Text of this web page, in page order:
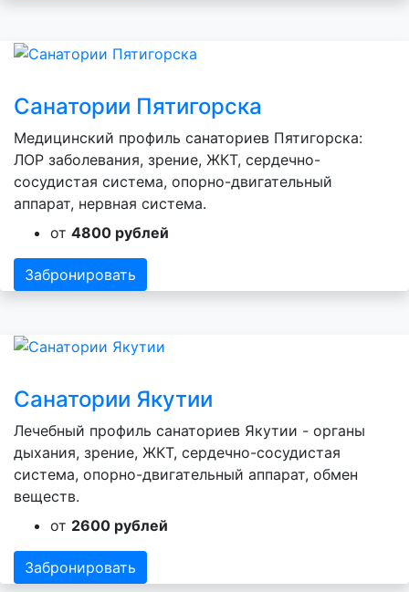
Санатории Пятигорска
Медицинский профиль санаториев Пятигорска:
ЛОР заболевания, зрение, ЖКТ, сердечно-
сосудистая система, опорно-двигательный
аппарат, нервная система.
от 4800 рублей
Забронировать
Санатории Якутии
Лечебный профиль санаториев Якутии - органы
дыхания, зрение, ЖКТ, сердечно-сосудистая
система, опорно-двигательный аппарат, обмен
веществ.
от 2600 рублей
Забронировать